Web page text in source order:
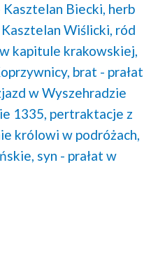
Kasztelan Biecki, herb
Wiślicki, ród
kapitule krakowskiej,
brat - prałat
w Wyszehradzie
1335, pertraktacje z
królowi w podróżach,
syn - prałat w